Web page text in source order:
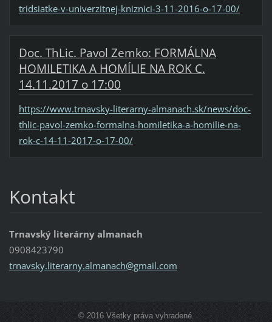
tridsiatke-v-univerzitnej-kniznici-3-11-2016-o-17-00/
Doc. ThLic. Pavol Zemko: FORMÁLNA
HOMILETIKA A HOMÍLIE NA ROK C.
14.11.2017 o 17:00
https://www.trnavsky-literarny-almanach.sk/news/doc-
thlic-pavol-zemko-formalna-homiletika-a-homilie-na-
rok-c-14-11-2017-o-17-00/
Kontakt
Trnavský literárny almanach
0908423790
trnavsky.literarny.almanach@gmail.com
© 2016 Všetky práva vyhradené.